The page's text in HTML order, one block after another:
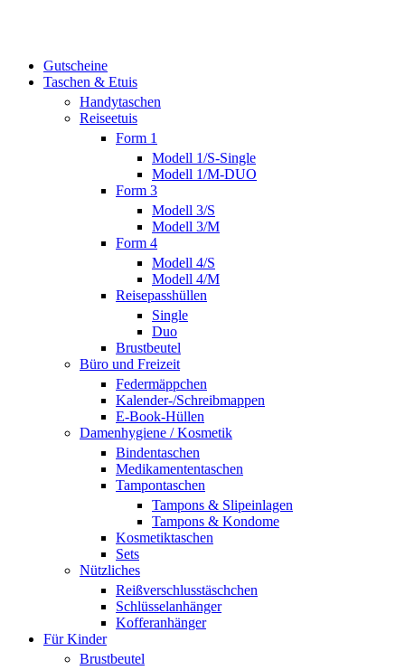
Gutscheine
Taschen & Etuis
Handytaschen
Reiseetuis
Form 1
Modell 1/S-Single
Modell 1/M-DUO
Form 3
Modell 3/S
Modell 3/M
Form 4
Modell 4/S
Modell 4/M
Reisepasshüllen
Single
Duo
Brustbeutel
Büro und Freizeit
Federmäppchen
Kalender-/Schreibmappen
E-Book-Hüllen
Damenhygiene / Kosmetik
Bindentaschen
Medikamententaschen
Tampontaschen
Tampons & Slipeinlagen
Tampons & Kondome
Kosmetiktaschen
Sets
Nützliches
Reißverschlusstäschchen
Schlüsselanhänger
Kofferanhänger
Für Kinder
Brustbeutel